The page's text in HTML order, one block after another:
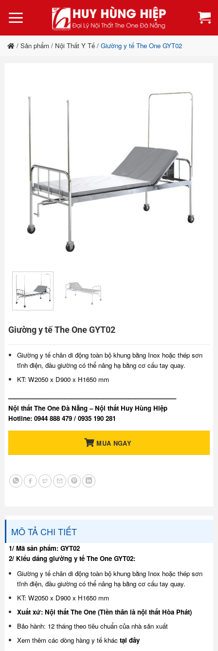
qua
dung
/ Sản phẩm / Nội Thất Y Tế / Giường y tế The One GYT02
Giường y tế The One GYT02
Giường y tế chân di động toàn bộ khung bằng Inox hoặc thép sơn
tĩnh điện, đầu giường có thể nâng hạ bằng cơ cấu tay quay.
KT: W2050 x D900 x H1650 mm
——————————————————————————–
Nội thất The One Đà Nẵng – Nội thất Huy Hùng Hiệp
Hotline: 0944 888 479 / 0935 190 281
MUA NGAY
MÔ TẢ CHI TIẾT
1/ Mã sản phẩm: GYT02
2/ Kiểu dáng giường y tế The One GYT02:
Giường y tế chân di động toàn bộ khung bằng Inox hoặc thép sơn
tĩnh điện, đầu giường có thể nâng hạ bằng cơ cấu tay quay.
KT: W2050 x D900 x H1650 mm
Xuất xứ: Nội thất The One (Tiền thân là nội thất Hòa Phát)
Bảo hành: 12 tháng theo tiêu chuẩn của nhà sản xuất
Xem thêm các dòng hàng y tế khác tại đây